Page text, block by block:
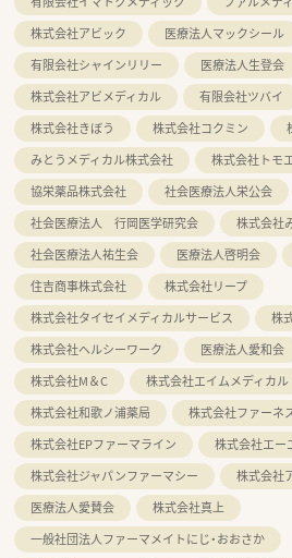
株式会社アビック
医療法人マックシール
有限会社シャインリリー
医療法人生登会
株式会社アビメディカル
有限会社ツバイ
株式会社きぼう
株式会社コクミン
みとうメディカル株式会社
株式会社トモ
協栄薬品株式会社
社会医療法人栄公会
社会医療法人 行岡医学研究会
株式会社
社会医療法人祐生会
医療法人啓明会
住吉商事株式会社
株式会社リープ
株式会社タイセイメディカルサービス
株
株式会社ヘルシーワーク
医療法人愛和会
株式会社M＆C
株式会社エイムメディカル
株式会社和歌ノ浦薬局
株式会社ファーネ
株式会社EPファーマライン
株式会社エー
株式会社ジャパンファーマシー
株式会社
医療法人愛賛会
株式会社真上
一般社団法人ファーマメイトにじ・おおさか